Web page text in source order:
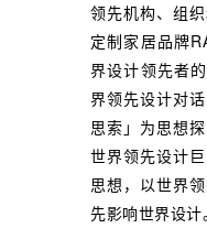
领先机构、组
定制家居品牌
界设计领先者
界领先设计对
思索」为思想
世界领先设计
思想，以世界
先影响世界设计。